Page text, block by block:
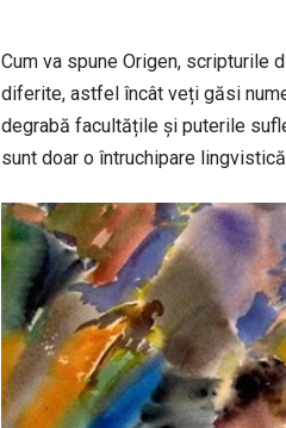
Cum va spune Origen, scripturile
diferite, astfel încât veți găsi
degrabă facultățile și puterile
sunt doar o întruchipare
Image